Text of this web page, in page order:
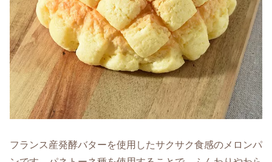
フランス産発酵バターを使用したサクサク食感のメロンパ